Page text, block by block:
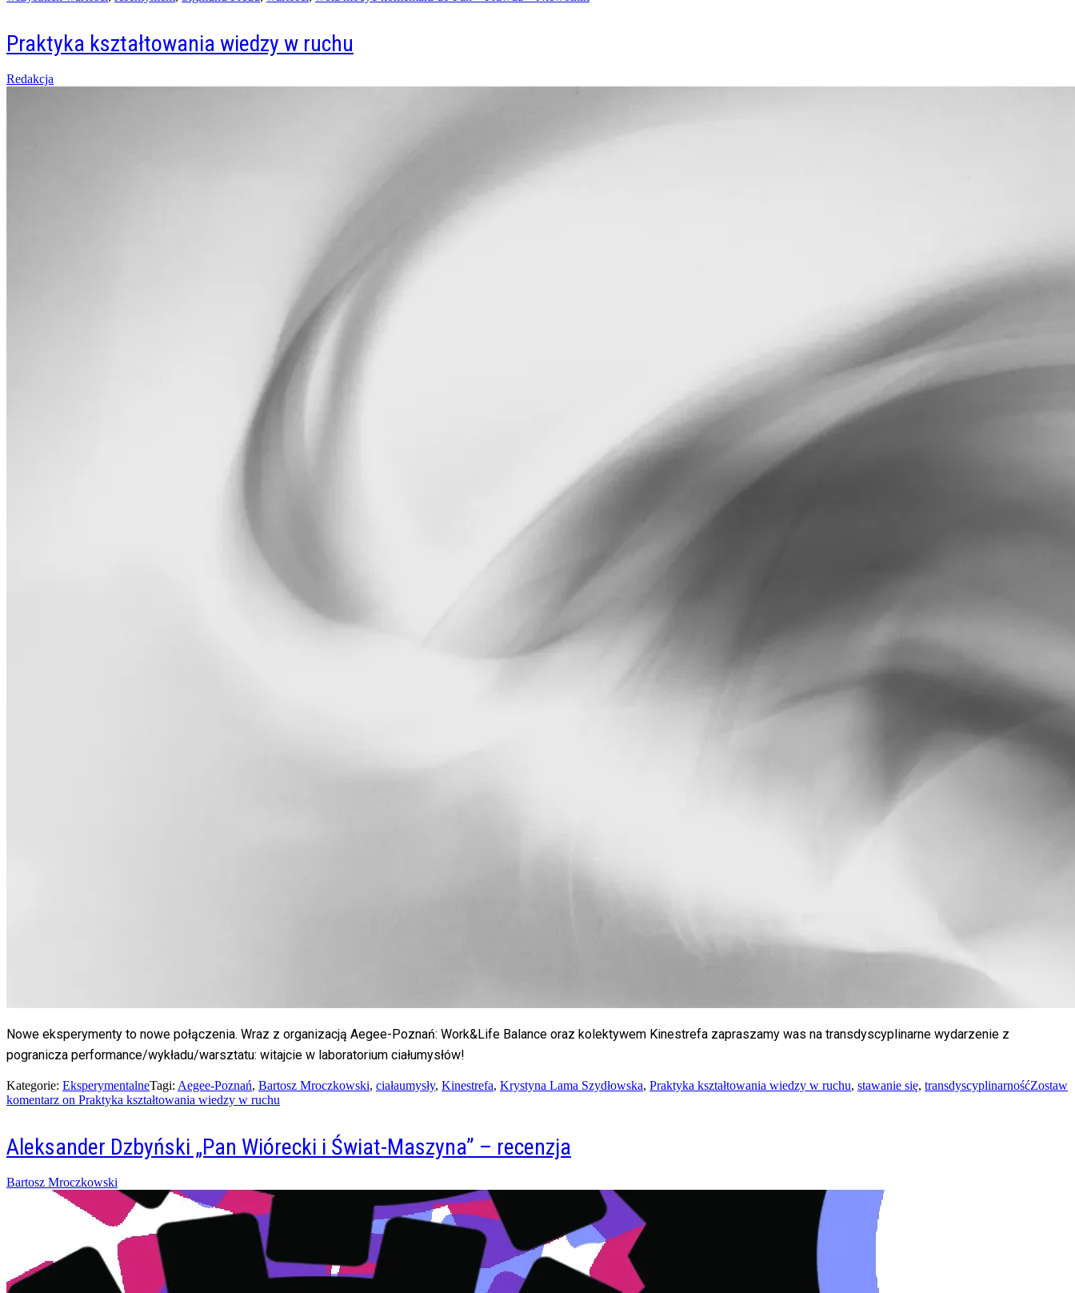
Praktyka kształtowania wiedzy w ruchu
Posted
Redakcja
Nowe eksperymenty to nowe połączenia. Wraz z organizacją Aegee-Poznań: Work&Life Balance oraz kolektywem Kinestrefa zapraszamy was na transdyscyplinarne wydarzenie z
pogranicza performance/wykładu/warsztatu: witajcie w laboratorium ciałumysłów!
Kategorie: EksperymentalneTagi: Aegee-Poznań, Bartosz Mroczkowski, ciałaumysły, Kinestrefa, Krystyna Lama Szydłowska, Praktyka kształtowania wiedzy w ruchu, stawanie się, transdyscyplinarnośćZostaw
komentarz on Praktyka kształtowania wiedzy w ruchu
Aleksander Dzbyński „Pan Wiórecki i Świat-Maszyna” – recenzja
Posted
07/02/2016
Bartosz Mroczkowski